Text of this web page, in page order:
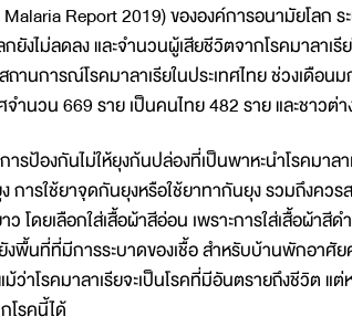
Report 2019) ขององค์การอนามัยโลก
ยังไม่ลดลง และจำนวนผู้เสียชีวิตจากโรคมาลาเ
นการณ์โรคมาลาเรียในประเทศไทย ช่วงเดือน
นวน 669 ราย เป็นคนไทย 482 ราย และชาวต่
รป้องกันไม่ให้ยุงก้นปล่องที่เป็นพาหะนำโรคมาล
การใช้ยาจุดกันยุงหรือใช้ยาทากันยุง รวมถึงคว
ว โดยเลือกใส่เสื้อผ้าสีอ่อน เพราะการใส่เสื้อผ้า
งพื้นที่ที่มีการระบาดของเชื้อ สำหรับบ้านพักอาศัย
าโรคมาลาเรียจะเป็นโรคที่มีอันตรายถึงชีวิต แต่ห
โรคนี้ได้